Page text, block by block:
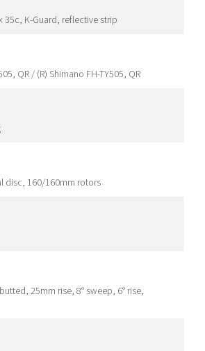
35c, K-Guard, reflective strip
QR / (R) Shimano FH-TY505, QR
disc, 160/160mm rotors
25mm rise, 8° sweep, 6° rise,